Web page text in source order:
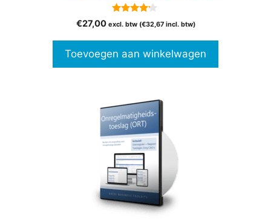
4.00
van 5
€27,00 excl. btw (€32,67incl. btw)
Toevoegen aan winkelwagen